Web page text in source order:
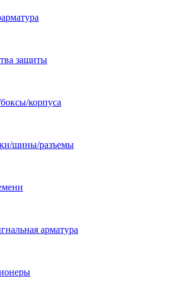
защиты
корпуса
шины/разъемы
арматура